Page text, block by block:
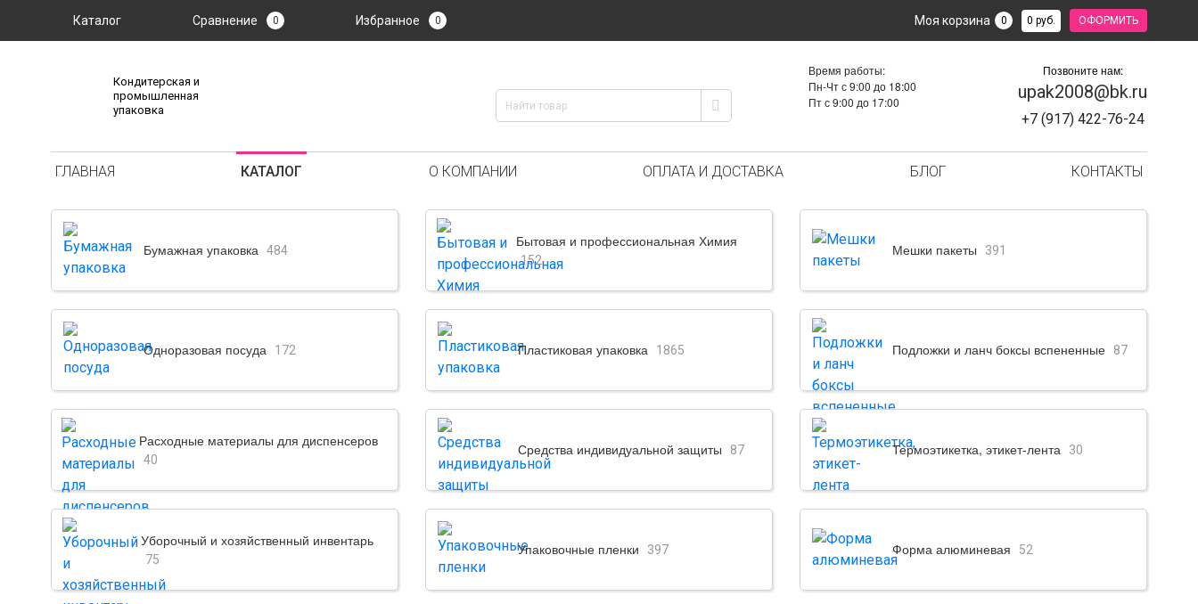
Каталог Сравнение 0 Избранное 0 Моя корзина 0 0 руб. ОФОРМИТЬ
Кондитерская и
промышленная
упаковка
Время работы:
Пн-Чт с 9:00 до 18:00
Пт с 9:00 до 17:00
Позвоните нам:
upak2008@bk.ru
+7 (917) 422-76-24
ГЛАВНАЯ КАТАЛОГ О КОМПАНИИ ОПЛАТА И ДОСТАВКА БЛОГ КОНТАКТЫ
Бумажная упаковка 484
Бытовая и профессиональная Химия
152
Мешки пакеты 391
Одноразовая посуда 172 Пластиковая упаковка 1865 Подложки и ланч боксы вспененные 87
Расходные материалы для диспенсеров
40
Средства индивидуальной защиты 87 Термоэтикетка, этикет-лента 30
Уборочный и хозяйственный инвентарь
75
Упаковочные пленки 397 Форма алюминевая 52